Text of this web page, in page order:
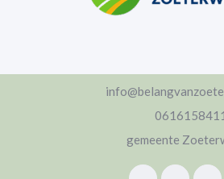
0616158411
gemeente